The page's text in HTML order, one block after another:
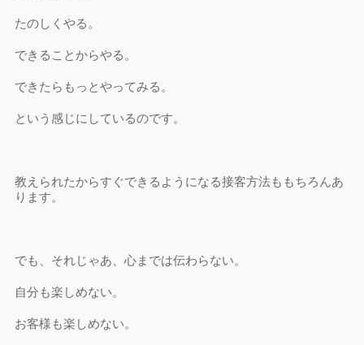
たのしくやる。
できることからやる。
できたらもっとやってみる。
という感じにしているのです。
教えられたからすぐできるようになる接客方法ももちろんあ
ります。
でも、それじゃあ、心までは伝わらない。
自分も楽しめない。
お客様も楽しめない。